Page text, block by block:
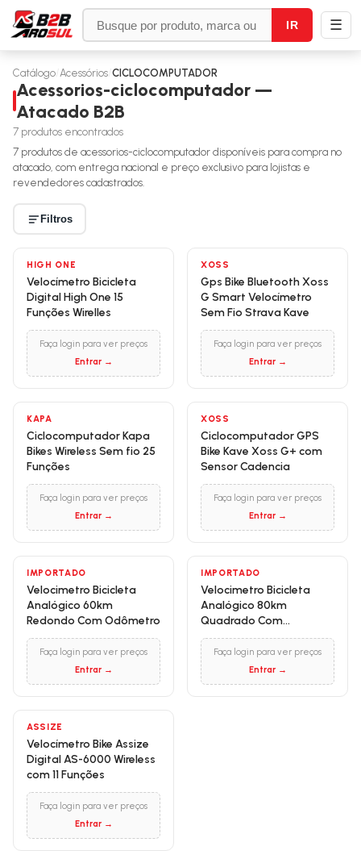
IR ☰
Catálogo Acessórios CICLOCOMPUTADOR
Acessorios-ciclocomputador —
Atacado B2B
7 produtos encontrados
7 produtos de acessorios-ciclocomputador disponíveis para compra no
atacado, com entrega nacional e preço exclusivo para lojistas e
revendedores cadastrados.
Filtros
HIGH ONE
Velocímetro Bicicleta
Digital High One 15
Funções Wirelles
Faça login para ver preços
Entrar →
XOSS
Gps Bike Bluetooth Xoss
G Smart Velocímetro
Sem Fio Strava Kave
Faça login para ver preços
Entrar →
KAPA
Ciclocomputador Kapa
Bikes Wireless Sem fio 25
Funções
Faça login para ver preços
Entrar →
XOSS
Ciclocomputador GPS
Bike Kave Xoss G+ com
Sensor Cadencia
Faça login para ver preços
Entrar →
IMPORTADO
Velocimetro Bicicleta
Analógico 60km
Redondo Com Odômetro
Faça login para ver preços
Entrar →
IMPORTADO
Velocimetro Bicicleta
Analógico 80km
Quadrado Com
Odômetro
Faça login para ver preços
Entrar →
ASSIZE
Velocímetro Bike Assize
Digital AS-6000 Wireless
com 11 Funções
Faça login para ver preços
Entrar →